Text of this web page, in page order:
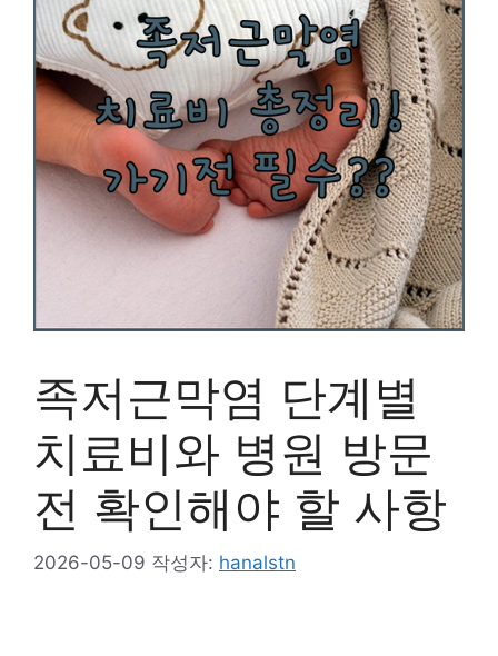
족저근막염 단계별
치료비와 병원 방문
전 확인해야 할 사항
2026-05-09 작성자: hanalstn